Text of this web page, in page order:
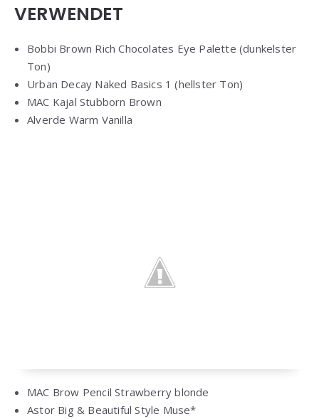
VERWENDET
Bobbi Brown Rich Chocolates Eye Palette (dunkelster
Ton)
Urban Decay Naked Basics 1 (hellster Ton)
MAC Kajal Stubborn Brown
Alverde Warm Vanilla
MAC Brow Pencil Strawberry blonde
Astor Big & Beautiful Style Muse*